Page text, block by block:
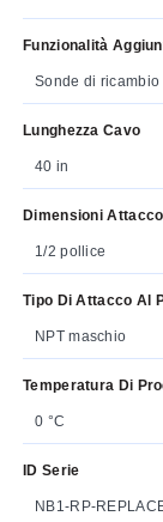
Funzionalità
Sonde di ricambio
Lunghezza Cavo
40 in
Dimensioni
1/2 pollice
Tipo Di Attacco Al
NPT maschio
Temperatura Di
0 °C
ID Serie
NB1-RP-